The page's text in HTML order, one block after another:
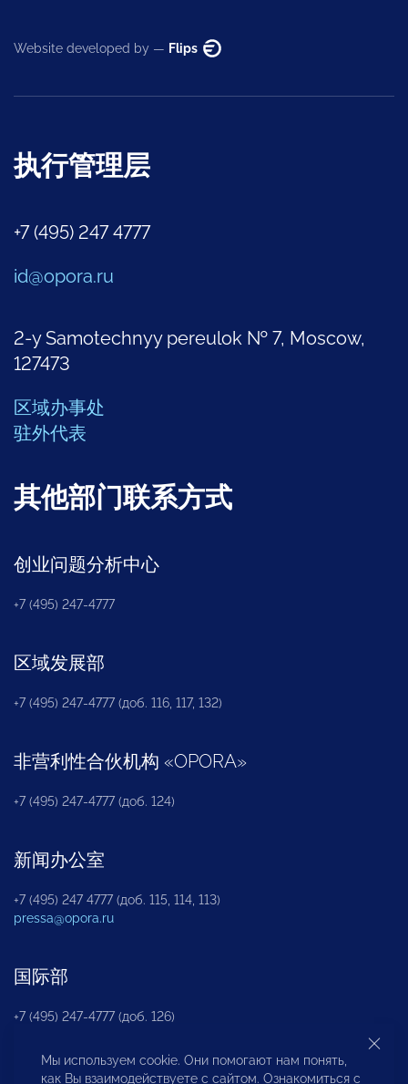
Website developed by — Flips
执行管理层
+7 (495) 247 4777
id@opora.ru
2-y Samotechnyy pereulok № 7, Moscow,
127473
区域办事处
驻外代表
其他部门联系方式
创业问题分析中心
+7 (495) 247-4777
区域发展部
+7 (495) 247-4777 (доб. 116, 117, 132)
非营利性合伙机构 «OPORA»
+7 (495) 247-4777 (доб. 124)
新闻办公室
+7 (495) 247 4777 (доб. 115, 114, 113)
pressa@opora.ru
国际部
+7 (495) 247-4777 (доб. 126)
商投权益保护部
Мы используем cookie. Они помогают нам понять,
как Вы взаимодействуете с сайтом. Ознакомиться с